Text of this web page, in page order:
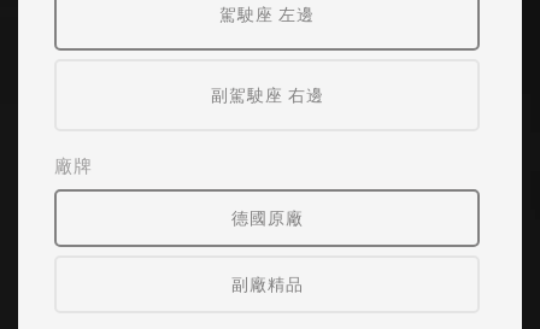
駕駛座 左邊
副駕駛座 右邊
廠牌
德國原廠
副廠精品